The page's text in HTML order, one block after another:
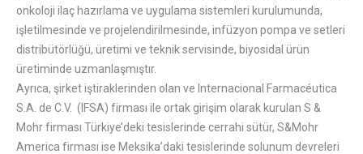
onkoloji ilaç hazırlama ve uygulama sistemleri kurulumunda,
işletilmesinde ve projelendirilmesinde, infüzyon pompa ve setleri
distribütörlüğü, üretimi ve teknik servisinde, biyosidal ürün
üretiminde uzmanlaşmıştır.
Ayrıca, şirket iştiraklerinden olan ve Internacional Farmacéutica
S.A. de C.V. (IFSA) firması ile ortak girişim olarak kurulan S &
Mohr firması Türkiye’deki tesislerinde cerrahi sütür, S&Mohr
America firması ise Meksika’daki tesislerinde solunum devreleri